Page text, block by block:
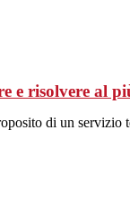
e risolvere al
di un